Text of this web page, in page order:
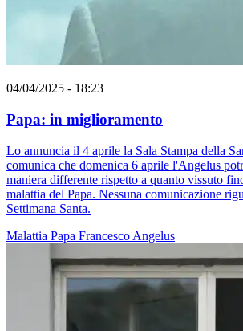
04/04/2025 - 18:23
Papa: in miglioramento
Lo annuncia il 4 aprile la Sala Stampa della
comunica che domenica 6 aprile l'Angelus
maniera differente rispetto a quanto vissuto
malattia del Papa. Nessuna comunicazione
Settimana Santa.
Malattia Papa Francesco Angelus